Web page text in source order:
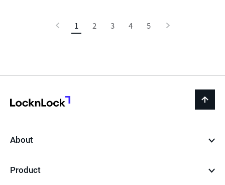
1
이
2 3 4 5
back
About
Product